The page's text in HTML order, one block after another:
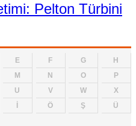
Pelton Türbini
E F G
H
M N O
P
U V W
X
Ö Ş
Ü